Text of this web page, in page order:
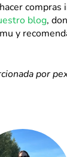
blog,
y
por